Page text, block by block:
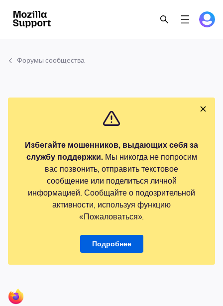
Форумы сообщества
Избегайте мошенников, выдающих себя за
службу поддержки.Мы никогда не попросим
вас позвонить, отправить текстовое
сообщение или поделиться личной
информацией. Сообщайте о подозрительной
активности, используя функцию
«Пожаловаться».
Подробнее